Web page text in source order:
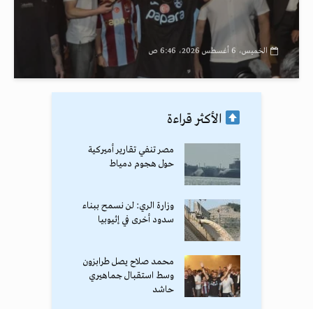
الخميس، 6 أغسطس 2026، 6:46 ص
الأكثر قراءة
مصر تنفي تقارير أميركية
حول هجوم دمياط
وزارة الري: لن نسمح ببناء
سدود أخرى في إثيوبيا
محمد صلاح يصل طرابزون
وسط استقبال جماهيري
حاشد